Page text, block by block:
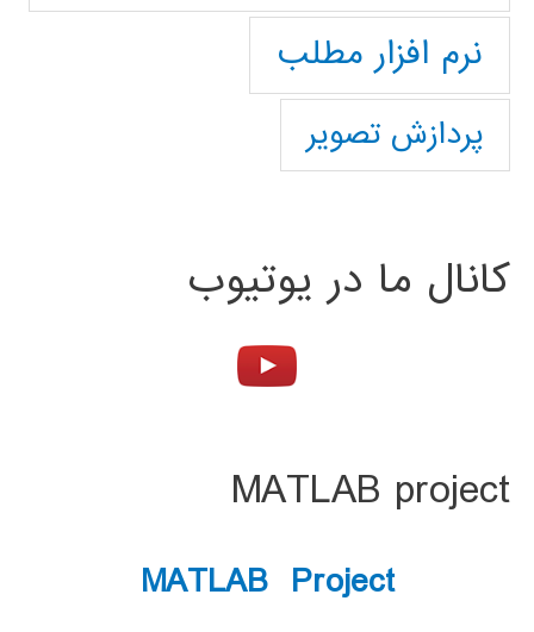
نرم افزار مطلب
پردازش تصویر
کانال ما در یوتیوب
MATLAB project
MATLAB Project